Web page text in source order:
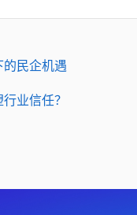
的民企机遇
业信任？